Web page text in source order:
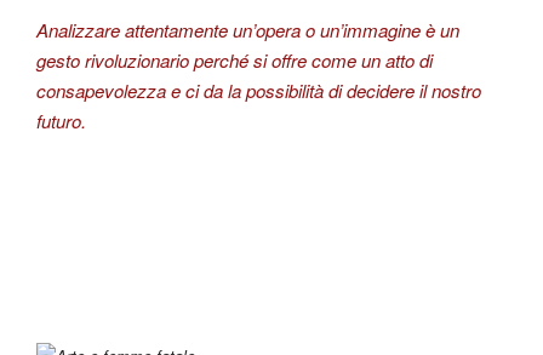
Analizzare attentamente un’opera o un’immagine è un
gesto rivoluzionario perché si offre come un atto di
consapevolezza e ci da la possibilità di decidere il nostro
futuro.